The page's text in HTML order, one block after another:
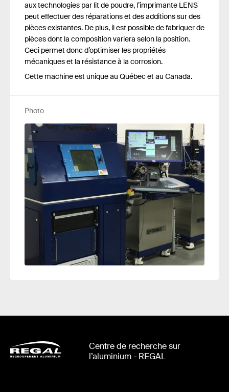
aux technologies par lit de poudre, l’imprimante LENS
peut effectuer des réparations et des additions sur des
pièces existantes. De plus, il est possible de fabriquer de
pièces dont la composition variera selon la position.
Ceci permet donc d’optimiser les propriétés
mécaniques et la résistance à la corrosion.
Cette machine est unique au Québec et au Canada.
Photo
Centre de recherche sur
l’aluminium - REGAL